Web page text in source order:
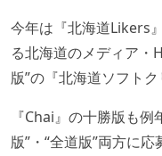
今年は『北海道Likers
る北海道のメディア・
版”の『北海道ソフト
『Chai』の十勝版も
版”・“全道版”両方に